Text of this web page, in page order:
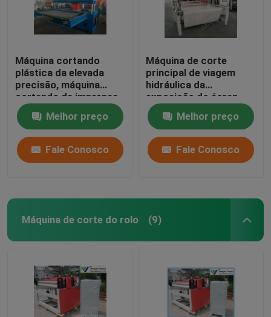
Máquina cortando
plástica da elevada
precisão, máquina
cortando da imprensa
hidráulica
Melhor preço
Fale Conosco
Máquina de corte
principal de viagem
hidráulica da
exposição do écran
sensível para materiais
do
assoalho/brandamente
filme
Melhor preço
Fale Conosco
Máquina de corte do rolo (9)